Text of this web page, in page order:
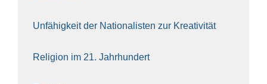
Unfä­hig­keit der Natio­na­lis­ten zur Krea­ti­vi­tät
Reli­gi­on im 21. Jahr­hun­dert